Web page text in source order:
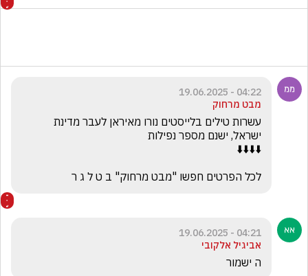
04:22 - 19.06.2025
מבט מרחוק
לכל הפרטים חפשו "מבט מרחוק" ב ט ל ג ר
04:21 - 19.06.2025
אביגיל אלקובי
ה ישמור